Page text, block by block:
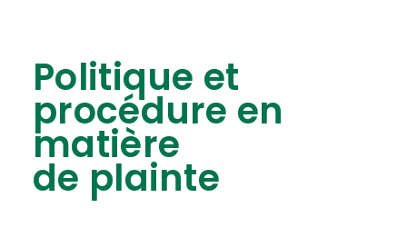
Politique et
procédure en
matière
de plainte